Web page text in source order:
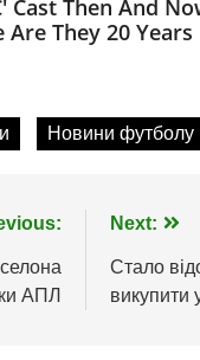
Новини футболу
АПЛ
Next:
Стало
викупити